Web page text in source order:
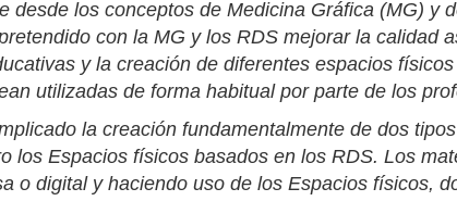
desde los conceptos de Medicina Gráfica (MG) y
con la MG y los RDS mejorar la calidad
y la creación de diferentes espacios
utilizadas de forma habitual por parte de los
la creación fundamentalmente de dos
losEspacios físicos basados en los RDS. Los
o digital y haciendo uso de losEspacios físicos,